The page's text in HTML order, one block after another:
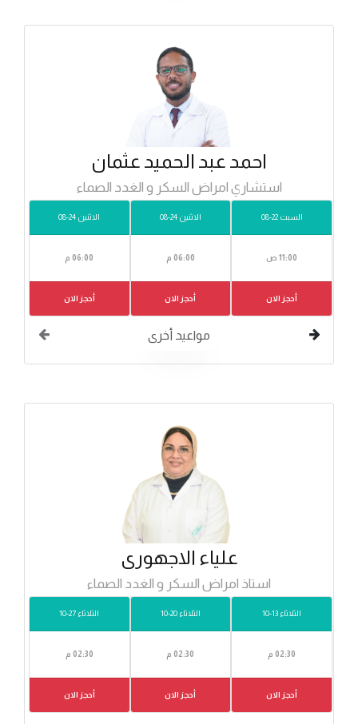
احمد عبد الحميد عثمان
استشاري امراض السكر و الغدد الصماء
السبت 22-08
11:00 ص
أحجز الان
الاثنين 24-08
06:00 م
أحجز الان
الاثنين 24-08
06:00 م
أحجز الان
مواعيد أخرى
علياء الاجهورى
استاذ امراض السكر و الغدد الصماء
الثلاثاء 13-10
02:30 م
أحجز الان
الثلاثاء 20-10
02:30 م
أحجز الان
الثلاثاء 27-10
02:30 م
أحجز الان